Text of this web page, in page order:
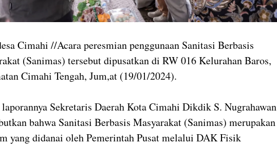
Cimahi //Acara peresmian penggunaan Sanitasi Berbasis
(Sanimas) tersebut dipusatkan di RW 016 Kelurahan Baros,
Cimahi Tengah, Jum,at (19/01/2024).
Sekretaris Daerah Kota Cimahi Dikdik S. Nugrahawan
bahwa Sanitasi Berbasis Masyarakat (Sanimas) merupakan
yang didanai oleh Pemerintah Pusat melalui DAK Fisik